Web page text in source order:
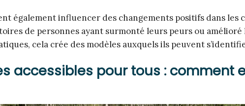
également influencer des changements positifs dans les
de personnes ayant surmonté leurs peurs ou
cela crée des modèles auxquels ils peuvent
accessibles pour tous : comment